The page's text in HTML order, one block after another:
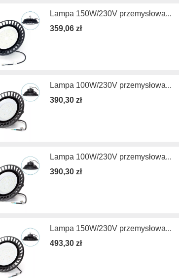
Lampa 150W/230V przemysłowa...
359,06 zł
Lampa 100W/230V przemysłowa...
390,30 zł
Lampa 100W/230V przemysłowa...
390,30 zł
Lampa 150W/230V przemysłowa...
493,30 zł